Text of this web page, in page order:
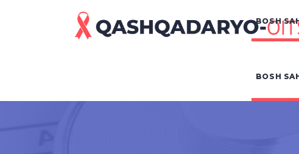
BOSH
BOSH